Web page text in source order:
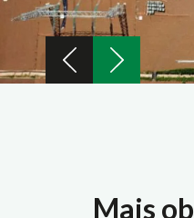
Mais